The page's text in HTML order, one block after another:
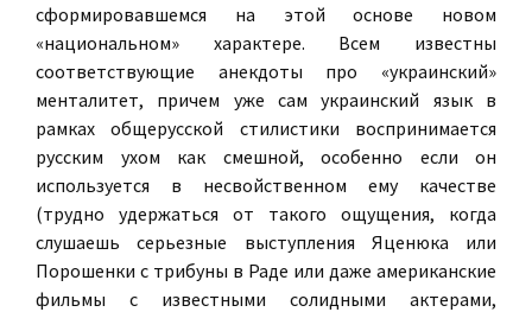
сформировавшемся на этой основе новом
«национальном» характере. Всем известны
соответствующие анекдоты про «украинский»
менталитет, причем уже сам украинский язык в
рамках общерусской стилистики воспринимается
русским ухом как смешной, особенно если он
используется в несвойственном ему качестве
(трудно удержаться от такого ощущения, когда
слушаешь серьезные выступления Яценюка или
Порошенки с трибуны в Раде или даже американские
фильмы с известными солидными актерами,